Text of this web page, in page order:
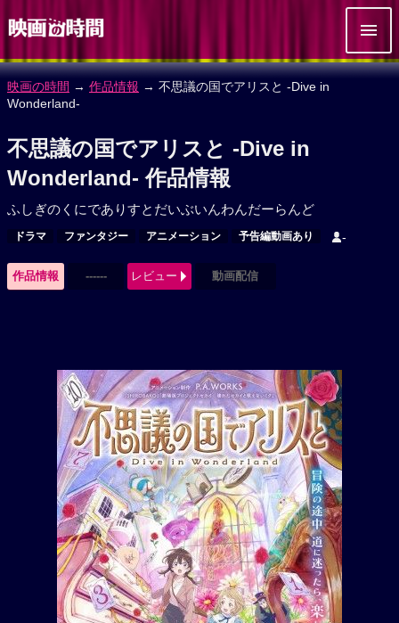
映画の時間 → 作品情報 → 不思議の国でアリスと -Dive in
Wonderland-
不思議の国でアリスと -Dive in
Wonderland- 作品情報
ふしぎのくにでありすとだいぶいんわんだーらんど
ドラマ ファンタジー アニメーション 予告編動画あり -
作品情報 ------ レビュー 動画配信